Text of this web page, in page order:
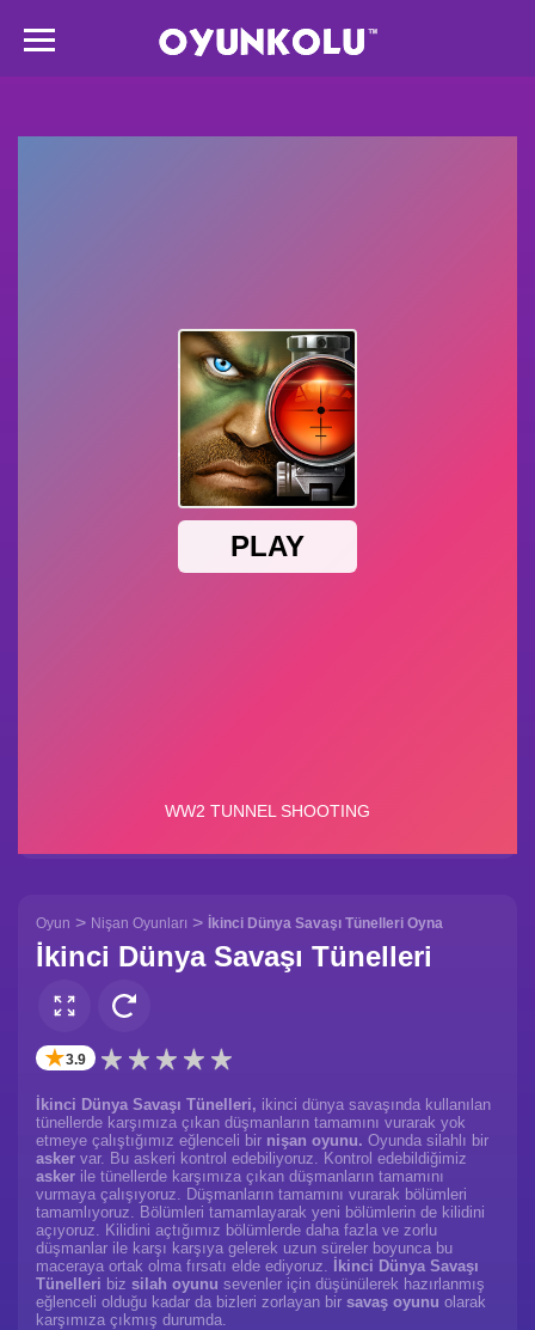
Oyun > Nişan Oyunları > İkinci Dünya Savaşı Tünelleri Oyna
İkinci Dünya Savaşı Tünelleri
✭3.9
İkinci Dünya Savaşı Tünelleri, ikinci dünya savaşında kullanılan
tünellerde karşımıza çıkan düşmanların tamamını vurarak yok
etmeye çalıştığımız eğlenceli bir nişan oyunu. Oyunda silahlı bir
asker var. Bu askeri kontrol edebiliyoruz. Kontrol edebildiğimiz
asker ile tünellerde karşımıza çıkan düşmanların tamamını
vurmaya çalışıyoruz. Düşmanların tamamını vurarak bölümleri
tamamlıyoruz. Bölümleri tamamlayarak yeni bölümlerin de kilidini
açıyoruz. Kilidini açtığımız bölümlerde daha fazla ve zorlu
düşmanlar ile karşı karşıya gelerek uzun süreler boyunca bu
maceraya ortak olma fırsatı elde ediyoruz.
İkinci Dünya Savaşı
Tünelleri biz silah oyunu sevenler için düşünülerek hazırlanmış
eğlenceli olduğu kadar da bizleri zorlayan bir savaş oyunu olarak
karşımıza çıkmış durumda.